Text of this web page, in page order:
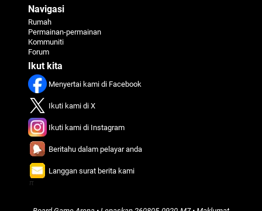
Navigasi
Rumah
Permainan-permainan
Kommuniti
Forum
Ikut kita
Menyertai kami di Facebook
Ikuti kami di X
Ikuti kami di Instagram
Beritahu dalam pelayar anda
Langgan surat berita kami
π